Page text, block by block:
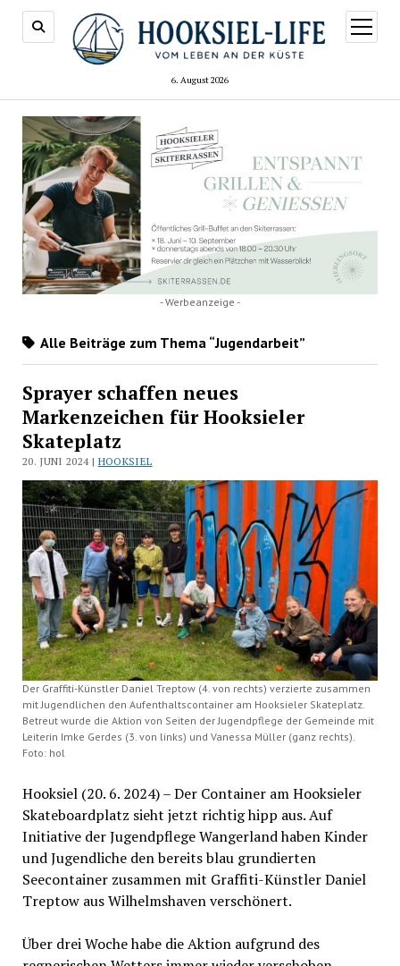
6. August 2026
Menü
öffnen
- Werbeanzeige -
Alle Beiträge zum Thema “Jugendarbeit”
Sprayer schaffen neues
Markenzeichen für Hooksieler
Skateplatz
20. JUNI 2024 | HOOKSIEL
Der Graffiti-Künstler Daniel Treptow (4. von rechts) verzierte zusammen
mit Jugendlichen den Aufenthaltscontainer am Hooksieler Skateplatz.
Betreut wurde die Aktion von Seiten der Jugendpflege der Gemeinde mit
Leiterin Imke Gerdes (3. von links) und Vanessa Müller (ganz rechts).
Foto: hol
Hooksiel (20. 6. 2024) – Der Container am Hooksieler
Skateboardplatz sieht jetzt richtig hipp aus. Auf
Initiative der Jugendpflege Wangerland haben Kinder
und Jugendliche den bereits blau grundierten
Seecontainer zusammen mit Graffiti-Künstler Daniel
Treptow aus Wilhelmshaven verschönert.
Über drei Woche habe die Aktion aufgrund des